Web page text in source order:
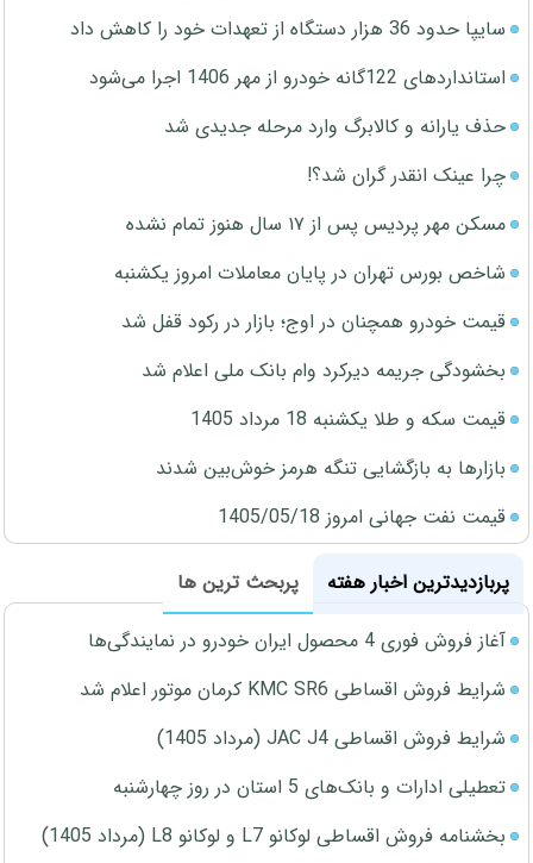
سایپا حدود 36 هزار دستگاه از تعهدات خود را کاهش داد
استانداردهای 122گانه خودرو از مهر 1406 اجرا می‌شود
حذف یارانه و کالابرگ وارد مرحله جدیدی شد
چرا عینک انقدر گران شد؟!
مسکن مهر پردیس پس از ۱۷ سال هنوز تمام نشده
شاخص بورس تهران در پایان معاملات امروز یکشنبه
قیمت خودرو همچنان در اوج؛ بازار در رکود قفل شد
بخشودگی جریمه دیرکرد وام بانک ملی اعلام شد
قیمت سکه و طلا یکشنبه 18 مرداد 1405
بازارها به بازگشایی تنگه هرمز خوش‌بین شدند
قیمت نفت جهانی امروز 1405/05/18
پربازدیدترین اخبار هفته
پربحث ترین ها
آغاز فروش فوری 4 محصول ایران خودرو در نمایندگی‌ها
شرایط فروش اقساطی KMC SR6 کرمان موتور اعلام شد
شرایط فروش اقساطی JAC J4 (مرداد 1405)
تعطیلی ادارات و بانک‌های 5 استان در روز چهارشنبه
بخشنامه فروش اقساطی لوکانو L7 و لوکانو L8 (مرداد 1405)